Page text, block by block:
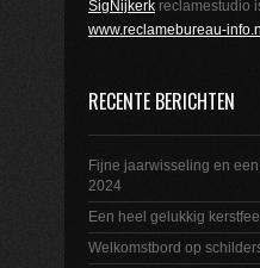
SigNijkerk reclamestudio
www.reclamebureau-
RECENTE BERICHTEN
Fijne jaarwisseling en
2024
Een heel gelukkig
Welkomstbord op